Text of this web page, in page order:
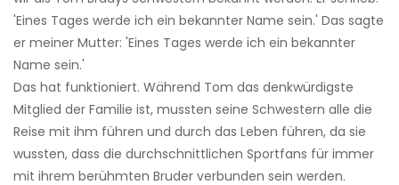
'Eines Tages werde ich ein bekannter Name sein.' Das sagte
er meiner Mutter: 'Eines Tages werde ich ein bekannter
Name sein.'
Das hat funktioniert. Während Tom das denkwürdigste
Mitglied der Familie ist, mussten seine Schwestern alle die
Reise mit ihm führen und durch das Leben führen, da sie
wussten, dass die durchschnittlichen Sportfans für immer
mit ihrem berühmten Bruder verbunden sein werden.